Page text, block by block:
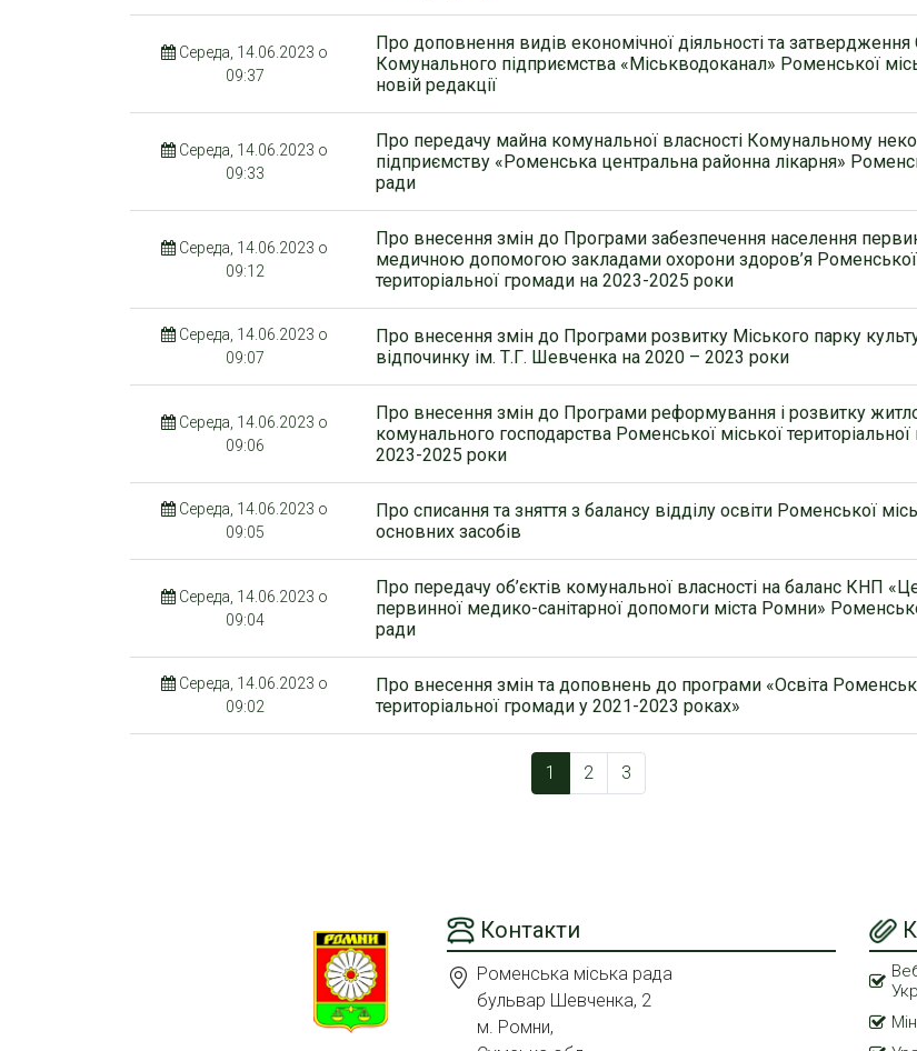
Середа, 14.06.2023 о
09:37
Про доповнення видів економічної діяльності та затвердження
Комунального підприємства «Міськводоканал» Роменської
новій редакції
Середа, 14.06.2023 о
09:33
Про передачу майна комунальної власності Комунальному
підприємству «Роменська центральна районна лікарня»
ради
Середа, 14.06.2023 о
09:12
Про внесення змін до Програми забезпечення населення
медичною допомогою закладами охорони здоров’я Роменської
територіальної громади на 2023-2025 роки
Середа, 14.06.2023 о
09:07
Про внесення змін до Програми розвитку Міського парку
відпочинку ім. Т.Г. Шевченка на 2020 – 2023 роки
Середа, 14.06.2023 о
09:06
Про внесення змін до Програми реформування і розвитку
комунального господарства Роменської міської
2023-2025 роки
Середа, 14.06.2023 о
09:05
Про списання та зняття з балансу відділу освіти Роменської
основних засобів
Середа, 14.06.2023 о
09:04
Про передачу об’єктів комунальної власності на баланс КНП
первинної медико-санітарної допомоги міста Ромни»
ради
Середа, 14.06.2023 о
09:02
Про внесення змін та доповнень до програми «Освіта
територіальної громади у 2021-2023 роках»
1 2 3
Контакти
Роменська міська рада
бульвар Шевченка, 2
м. Ромни,